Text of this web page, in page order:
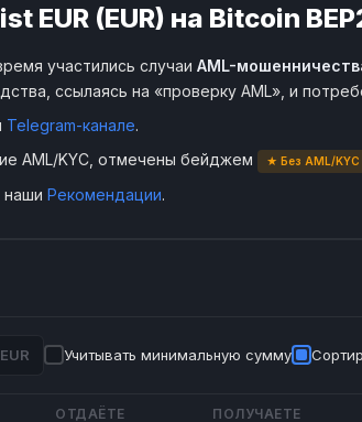
EUR (EUR) на Bitcoin
участились случаи AML-
ссылаясь на «проверку AML», и
Telegram-канале.
AML/KYC, отмечены бейджем
★ Без AML/KYC
Рекомендации.
EUR Учитывать минимальную сумму
ОТДАЁТЕ ПОЛУЧАЕТЕ